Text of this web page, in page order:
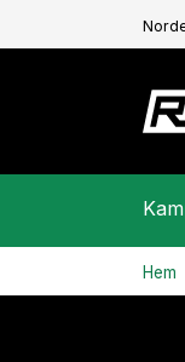
Hem